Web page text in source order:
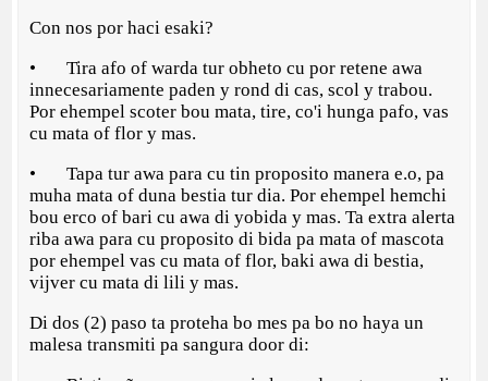
Con nos por haci esaki?
• Tira afo of warda tur obheto cu por retene awa
innecesariamente paden y rond di cas, scol y trabou.
Por ehempel scoter bou mata, tire, co'i hunga pafo, vas
cu mata of flor y mas.
• Tapa tur awa para cu tin proposito manera e.o, pa
muha mata of duna bestia tur dia. Por ehempel hemchi
bou erco of bari cu awa di yobida y mas. Ta extra alerta
riba awa para cu proposito di bida pa mata of mascota
por ehempel vas cu mata of flor, baki awa di bestia,
vijver cu mata di lili y mas.
Di dos (2) paso ta proteha bo mes pa bo no haya un
malesa transmiti pa sangura door di: